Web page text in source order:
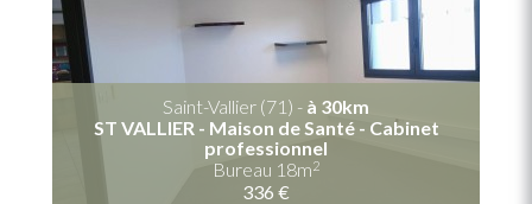
Saint-Vallier (71) - à 30km
ST VALLIER - Maison de Santé - Cabinet
professionnel
Bureau 18m2
336 €